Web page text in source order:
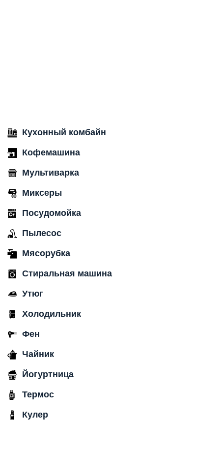
Кухонный комбайн
Кофемашина
Мультиварка
Миксеры
Посудомойка
Пылесос
Мясорубка
Стиральная машина
Утюг
Холодильник
Фен
Чайник
Йогуртница
Термос
Кулер